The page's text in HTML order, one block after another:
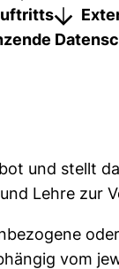
und stellt
Lehre zur
vom